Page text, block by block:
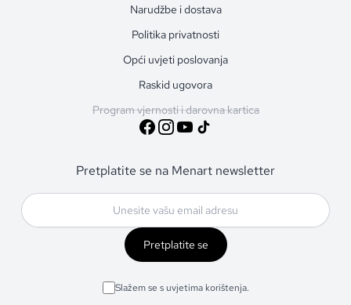
Narudžbe i dostava
Politika privatnosti
Opći uvjeti poslovanja
Raskid ugovora
Program vjernosti i darovna kartica
Pretplatite se na Menart newsletter
Pretplatite se
Slažem se s uvjetima korištenja.